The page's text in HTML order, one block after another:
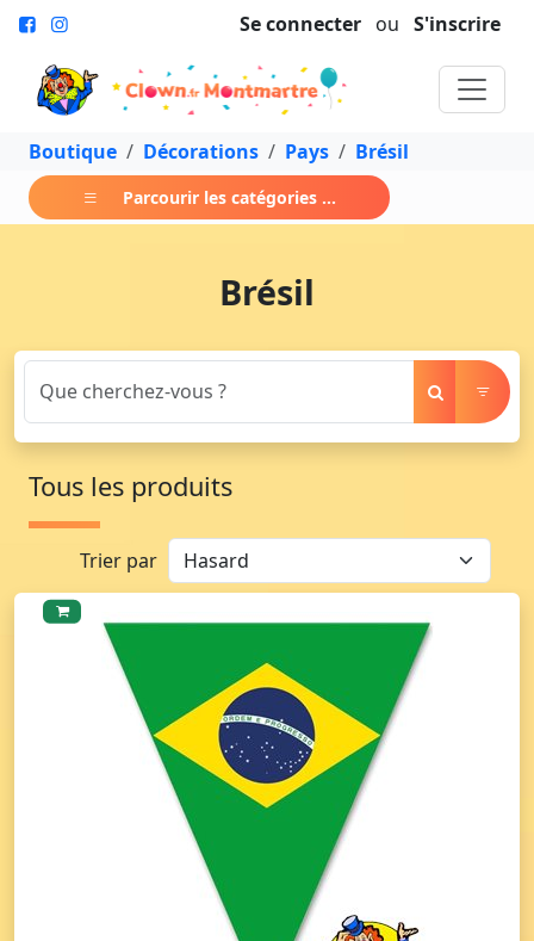
Se connecter ou S'inscrire
Boutique Décorations Pays Brésil
Parcourir les catégories ...
Brésil
Tous les produits
Trier par